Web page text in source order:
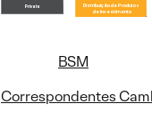
BSM
Correspondentes